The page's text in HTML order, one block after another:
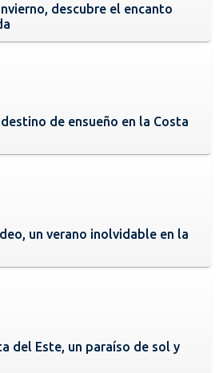
descubre el encanto
de ensueño en la Costa
un verano inolvidable en la
del Este, un paraíso de sol y